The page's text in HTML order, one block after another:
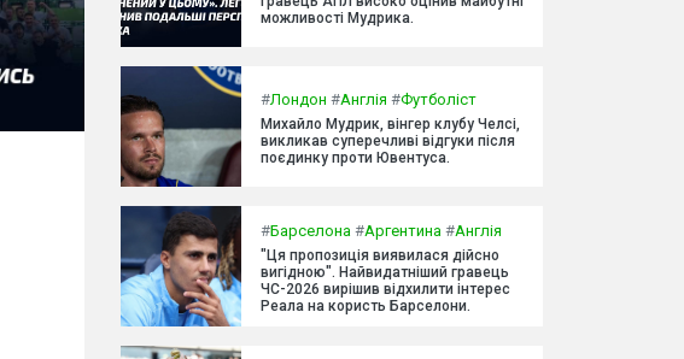
можливості Мудрика.
#Лондон #Англія #Футболіст
Михайло Мудрик, вінгер клубу Челсі,
викликав суперечливі відгуки після
поєдинку проти Ювентуса.
#Барселона #Аргентина #Англія
"Ця пропозиція виявилася дійсно
вигідною". Найвидатніший гравець
ЧС-2026 вирішив відхилити інтерес
Реала на користь Барселони.